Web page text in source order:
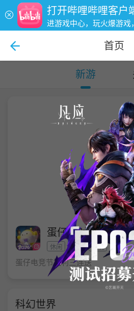
打开哔哩哔哩客户
进游戏中心，玩火爆游戏
首页
新游
蛋仔派对
休闲 治愈 潮玩
蛋仔电竞节福利三连送
科幻世界